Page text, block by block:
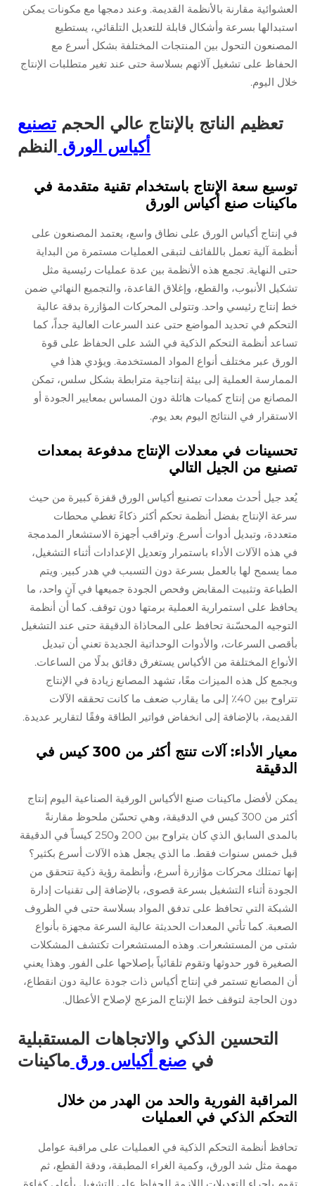
العشوائية مقارنة بالأنظمة القديمة. وعند دمجها مع مكونات يمكن
استبدالها بسرعة وأشكال قابلة للتعديل التلقائي، يستطيع
المصنعون التحول بين المنتجات المختلفة بشكل أسرع مع
الحفاظ على تشغيل آلاتهم بسلاسة حتى عند تغير متطلبات الإنتاج
خلال اليوم.
تعظيم الناتج بالإنتاج عالي الحجم تصنيع
أكياس الورق النظم
توسيع سعة الإنتاج باستخدام تقنية متقدمة في
ماكينات صنع أكياس الورق
في إنتاج أكياس الورق على نطاق واسع، يعتمد المصنعون على
أنظمة آلية تعمل باللفائف لتبقى العمليات مستمرة من البداية
حتى النهاية. تجمع هذه الأنظمة بين عدة عمليات رئيسية مثل
تشكيل الأنبوب، والقطع، وإغلاق القاعدة، والتجميع النهائي ضمن
خط إنتاج رئيسي واحد. وتتولى المحركات المؤازرة بدقة عالية
التحكم في تحديد المواضع حتى عند السرعات العالية جداً، كما
تساعد أنظمة التحكم الذكية في الشد على الحفاظ على قوة
الورق عبر مختلف أنواع المواد المستخدمة. ويؤدي هذا في
الممارسة العملية إلى بيئة إنتاجية مترابطة بشكل سلس، تمكن
المصانع من إنتاج كميات هائلة دون المساس بمعايير الجودة أو
الاستقرار في النتائج اليوم بعد يوم.
تحسينات في معدلات الإنتاج مدفوعة بمعدات
تصنيع من الجيل التالي
يُعد جيل أحدث معدات تصنيع أكياس الورق قفزة كبيرة من حيث
سرعة الإنتاج بفضل أنظمة تحكم أكثر ذكاءً تغطي محطات
متعددة، وتبديل أدوات أسرع. وتراقب أجهزة الاستشعار المدمجة
في هذه الآلات الأداء باستمرار وتعديل الإعدادات أثناء التشغيل،
مما يسمح لها بالعمل بسرعة دون التسبب في هدر كبير. ويتم
الطباعة وتثبيت المقابض وفحص الجودة جميعها في آنٍ واحد، ما
يحافظ على استمرارية العملية برمتها دون توقف. كما أن أنظمة
التوجيه المحسّنة تحافظ على المحاذاة الدقيقة حتى عند التشغيل
بأقصى السرعات، والأدوات الوحداتية الجديدة تعني أن تبديل
الأنواع المختلفة من الأكياس يستغرق دقائق بدلًا من الساعات.
وبجمع كل هذه الميزات معًا، تشهد المصانع زيادة في الإنتاج
تتراوح بين 40٪ إلى ما يقارب ضعف ما كانت تحققه الآلات
القديمة، بالإضافة إلى انخفاض فواتير الطاقة وفقًا لتقارير عديدة.
معيار الأداء: آلات تنتج أكثر من 300 كيس في
الدقيقة
يمكن لأفضل ماكينات صنع الأكياس الورقية الصناعية اليوم إنتاج
أكثر من 300 كيس في الدقيقة، وهي تحسّن ملحوظ مقارنةً
بالمدى السابق الذي كان يتراوح بين 200 و250 كيساً في الدقيقة
قبل خمس سنوات فقط. ما الذي يجعل هذه الآلات أسرع بكثير؟
إنها تمتلك محركات مؤازرة أسرع، وأنظمة رؤية ذكية تتحقق من
الجودة أثناء التشغيل بسرعة قصوى، بالإضافة إلى تقنيات إدارة
الشبكة التي تحافظ على تدفق المواد بسلاسة حتى في الظروف
الصعبة. كما تأتي المعدات الحديثة عالية السرعة مجهزة بأنواع
شتى من المستشعرات. وهذه المستشعرات تكتشف المشكلات
الصغيرة فور حدوثها وتقوم تلقائياً بإصلاحها على الفور. وهذا يعني
أن المصانع تستمر في إنتاج أكياس ذات جودة عالية دون انقطاع،
دون الحاجة لتوقف خط الإنتاج المزعج لإصلاح الأعطال.
التحسين الذكي والاتجاهات المستقبلية
في صنع أكياس ورق ماكينات
المراقبة الفورية والحد من الهدر من خلال
التحكم الذكي في العمليات
تحافظ أنظمة التحكم الذكية في العمليات على مراقبة عوامل
مهمة مثل شد الورق، وكمية الغراء المطبقة، ودقة القطع، ثم